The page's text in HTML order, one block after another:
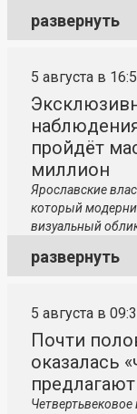
развернуть
5 августа в
пройдёт
миллион
Ярославские
который
визуальный
развернуть
5 августа в
Почти
оказалась
Четвертьвековое